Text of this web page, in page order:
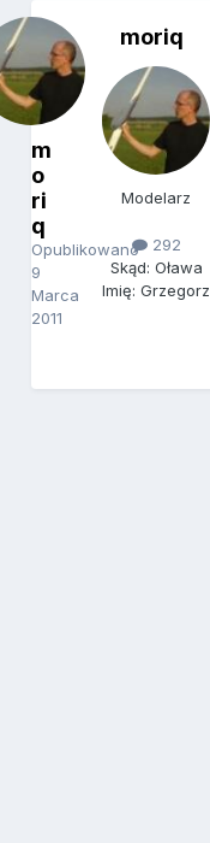
m
o
ri
q
Opublikowano
9
Marca
2011
moriq
Modelarz
292
Skąd: Oława
Imię: Grzegorz